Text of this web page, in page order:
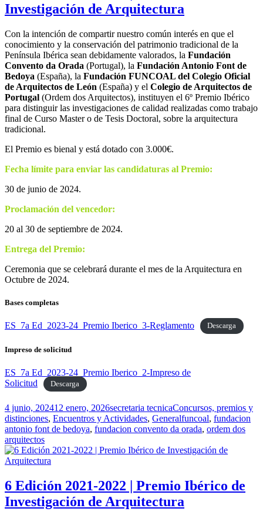
Investigación de Arquitectura
Con la intención de compartir nuestro común interés en que el
conocimiento y la conservación del patrimonio tradicional de la
Península Ibérica sean debidamente valorados, la Fundación
Convento da Orada (Portugal), la Fundación Antonio Font de
Bedoya (España), la Fundación FUNCOAL del Colegio Oficial
de Arquitectos de León (España) y el Colegio de Arquitectos de
Portugal (Ordem dos Arquitectos), instituyen el 6º Premio Ibérico
para distinguir las investigaciones de calidad realizadas como trabajo
final de Curso Master o de Tesis Doctoral, sobre la arquitectura
tradicional.
El Premio es bienal y está dotado con 3.000€.
Fecha límite para enviar las candidaturas al Premio:
30 de junio de 2024.
Proclamación del vencedor:
20 al 30 de septiembre de 2024.
Entrega del Premio:
Ceremonia que se celebrará durante el mes de la Arquitectura en
Octubre de 2024.
Bases completas
ES_7a Ed_2023-24_Premio Iberico_3-Reglamento Descarga
Impreso de solicitud
ES_7a Ed_2023-24_Premio Iberico_2-Impreso de
Solicitud
Descarga
Publicado
el
4 junio, 202412 enero, 2026Autor
secretaria tecnicaCategorías
Concursos, premios y
distinciones, Encuentros y Actividades, GeneralEtiquetas
funcoal, fundacion
antonio font de bedoya, fundacion convento da orada, ordem dos
arquitectos
6 Edición 2021-2022 | Premio Ibérico de
Investigación de Arquitectura